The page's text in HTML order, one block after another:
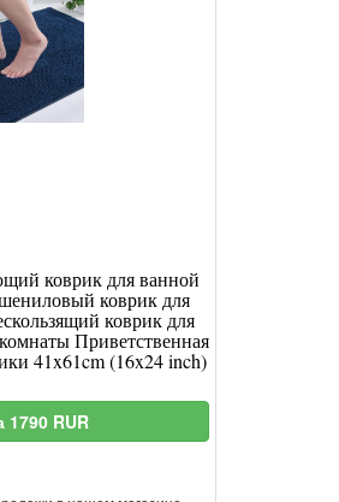
коврик для ванной
коврик для
коврик для
Приветственная
41x61cm (16x24 inch)
1790 RUR